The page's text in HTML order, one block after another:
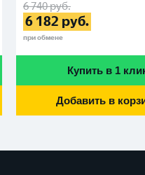
6 740руб.
6 182 руб.
при обмене
Купить в 1
Добавить в